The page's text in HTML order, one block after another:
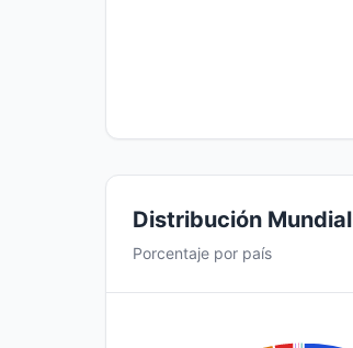
Distribución Mundial
Porcentaje por país